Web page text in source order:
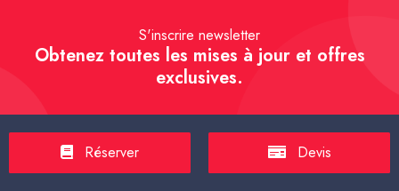
S'inscrire newsletter
Obtenez toutes les mises à jour et offres
exclusives.
S'inscrire
Réserver Devis